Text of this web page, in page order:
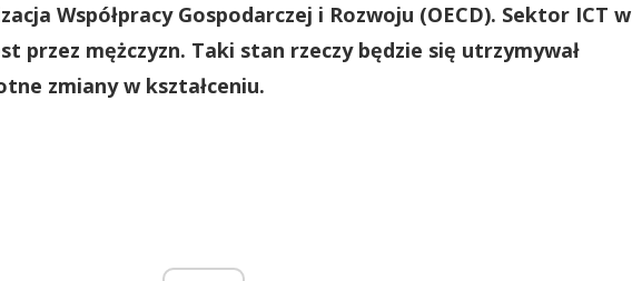
Współpracy Gospodarczej i Rozwoju (OECD). Sektor ICT w
przez mężczyzn. Taki stan rzeczy będzie się utrzymywał
zmiany w kształceniu.